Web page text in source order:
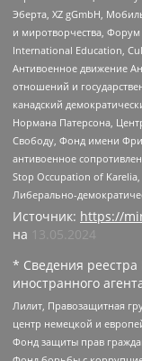
Эберта, XZ gGmbH,
и миротворчества,
International Education,
Антивоенное движение
отношений и
канадский
Нормана Патерсона,
Свободу, Фонд имени
антивоенное
Stop Occupation of
Либерально-
Источник: https://
на
13.05.2024
* Сведения
иностранного
Лилит, Правозащитная
центр немецкой и
Фонд защиты прав